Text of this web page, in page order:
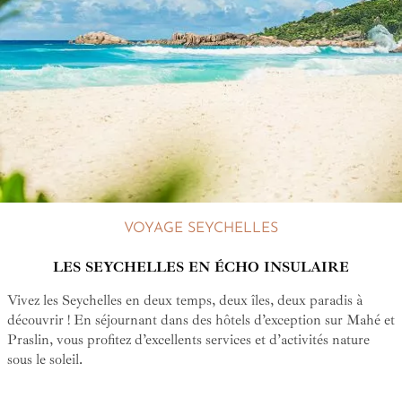
VOYAGE SEYCHELLES
LES SEYCHELLES EN ÉCHO INSULAIRE
Vivez les Seychelles en deux temps, deux îles, deux paradis à
découvrir ! En séjournant dans des hôtels d’exception sur Mahé et
Praslin, vous profitez d’excellents services et d’activités nature
sous le soleil.